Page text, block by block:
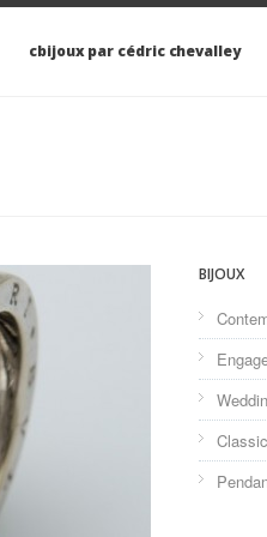
cbijoux par cédric chevalley
BIJOUX